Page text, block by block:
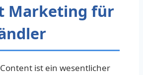
Marketing für
ist ein wesentlicher